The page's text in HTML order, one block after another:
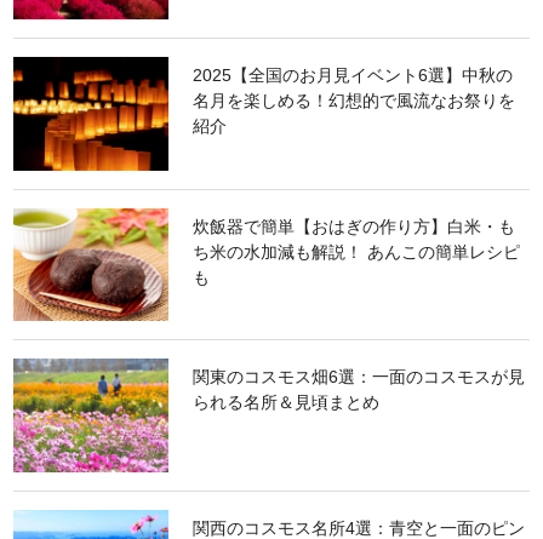
2025【全国のお月見イベント6選】中秋の
名月を楽しめる！幻想的で風流なお祭りを
紹介
炊飯器で簡単【おはぎの作り方】白米・も
ち米の水加減も解説！ あんこの簡単レシピ
も
関東のコスモス畑6選：一面のコスモスが見
られる名所＆見頃まとめ
関西のコスモス名所4選：青空と一面のピン